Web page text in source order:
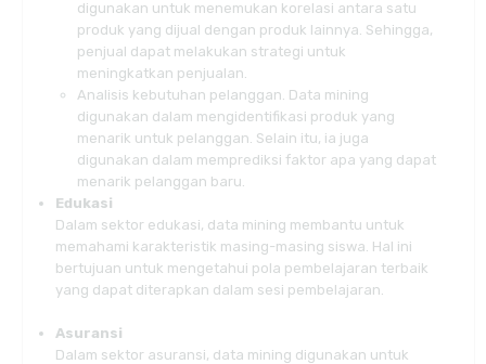
digunakan untuk menemukan korelasi antara satu
produk yang dijual dengan produk lainnya. Sehingga,
penjual dapat melakukan strategi untuk
meningkatkan penjualan.
Analisis kebutuhan pelanggan. Data mining
digunakan dalam mengidentifikasi produk yang
menarik untuk pelanggan. Selain itu, ia juga
digunakan dalam memprediksi faktor apa yang dapat
menarik pelanggan baru.
Edukasi
Dalam sektor edukasi, data mining membantu untuk
memahami karakteristik masing-masing siswa. Hal ini
bertujuan untuk mengetahui pola pembelajaran terbaik
yang dapat diterapkan dalam sesi pembelajaran.
Asuransi
Dalam sektor asuransi, data mining digunakan untuk